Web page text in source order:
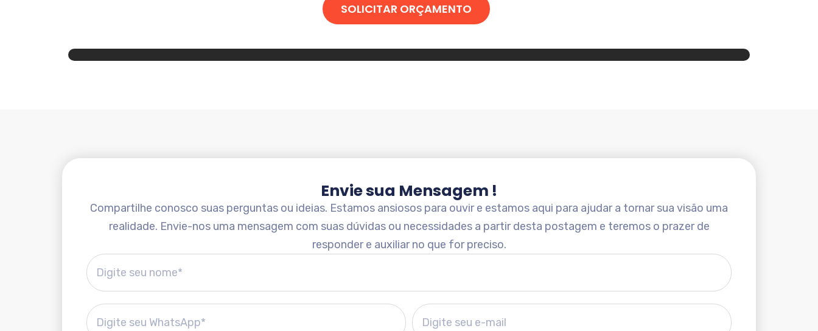
SOLICITAR ORÇAMENTO
Envie sua Mensagem !
Compartilhe conosco suas perguntas ou ideias. Estamos ansiosos para ouvir e estamos aqui para ajudar a tornar sua visão uma
realidade. Envie-nos uma mensagem com suas dúvidas ou necessidades a partir desta postagem e teremos o prazer de
responder e auxiliar no que for preciso.